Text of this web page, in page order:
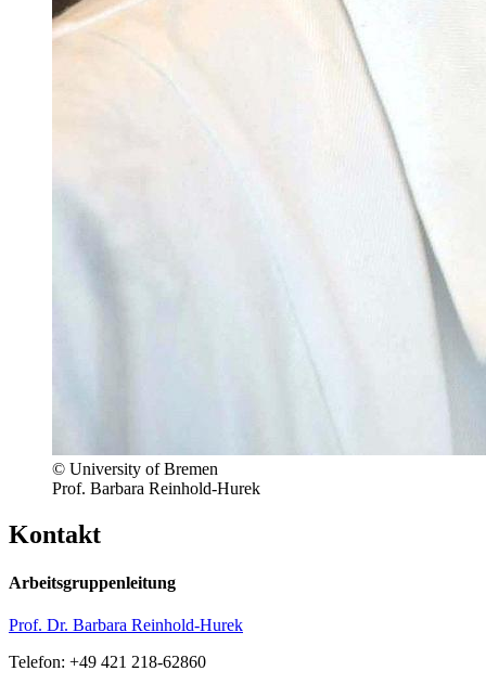
© University of Bremen
Prof. Barbara Reinhold-Hurek
Kontakt
Arbeitsgruppenleitung
Prof. Dr. Barbara Reinhold-Hurek
Telefon: +49 421 218-62860